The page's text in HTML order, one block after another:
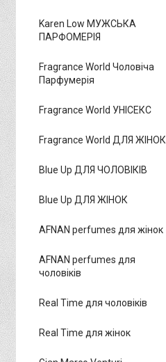
Karen Low МУЖСЬКА
ПАРФОМЕРІЯ
Fragrance World Чоловіча
Парфумерія
Fragrance World УНІСЕКС
Fragrance World ДЛЯ ЖІНОК
Blue Up ДЛЯ ЧОЛОВІКІВ
Blue Up ДЛЯ ЖІНОК
AFNAN perfumes для жінок
AFNAN perfumes для
чоловіків
Real Time для чоловіків
Real Time для жінок